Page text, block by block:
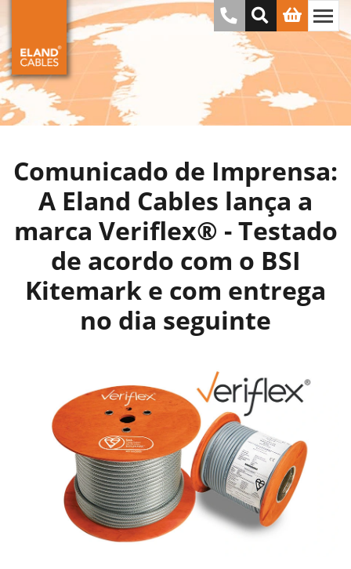
Comunicado de Imprensa:
A Eland Cables lança a
marca Veriflex® - Testado
de acordo com o BSI
Kitemark e com entrega
no dia seguinte